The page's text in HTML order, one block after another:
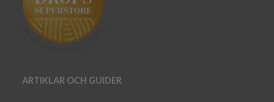
ARTIKLAR OCH GUIDER